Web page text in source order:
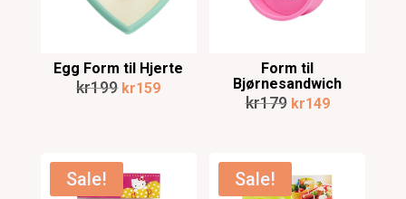
Egg Form til Hjerte
kr199 Original
kr159Current
Form til
Bjørnesandwich
kr179 Original
kr179.
kr149Current
kr149.
Sale! Sale!